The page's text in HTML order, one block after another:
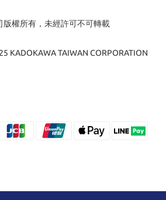
版權所有，未經許可不可轉載
KADOKAWA TAIWAN CORPORATION